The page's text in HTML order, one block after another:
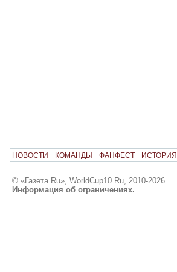
НОВОСТИ КОМАНДЫ ФАНФЕСТ ИСТОРИЯ
© «Газета.Ru», WorldCup10.Ru, 2010-2026.
Информация об ограничениях.